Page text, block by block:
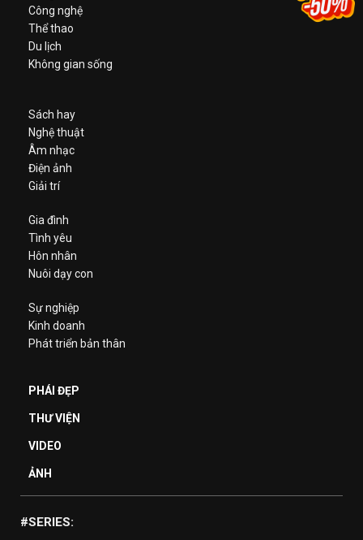
Công nghệ
Thể thao
Du lịch
Không gian sống
Sách hay
Nghệ thuật
Âm nhạc
Điện ảnh
Giải trí
Gia đình
Tình yêu
Hôn nhân
Nuôi dạy con
Sự nghiệp
Kinh doanh
Phát triển bản thân
PHÁI ĐẸP
THƯ VIỆN
VIDEO
ẢNH
#SERIES: